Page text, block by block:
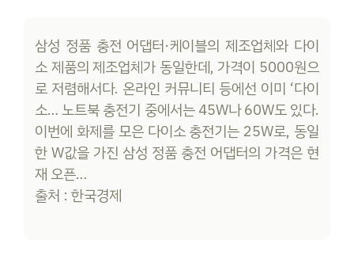
삼성 정품 충전 어댑터·케이블의 제조업체와 다이
소 제품의 제조업체가 동일한데, 가격이 5000원으
로 저렴해서다. 온라인 커뮤니티 등에선 이미 ‘다이
소… 노트북 충전기 중에서는 45W나 60W도 있다.
이번에 화제를 모은 다이소 충전기는 25W로, 동일
한 W값을 가진 삼성 정품 충전 어댑터의 가격은 현
재 오픈…
출처 : 한국경제